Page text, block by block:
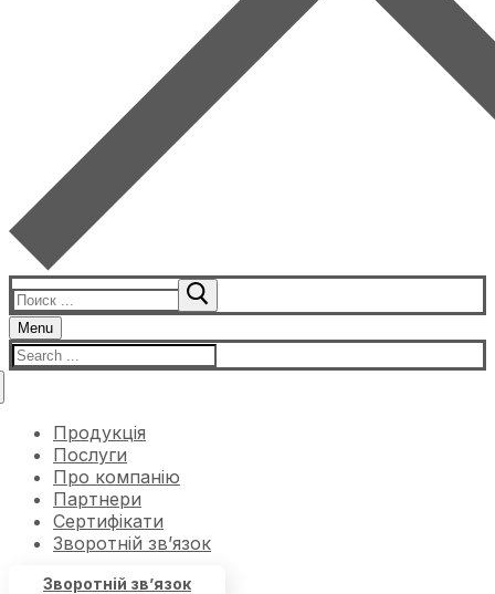
Menu
Продукція
Послуги
Про компанію
Партнери
Сертифікати
Зворотній зв’язок
Зворотній зв’язок